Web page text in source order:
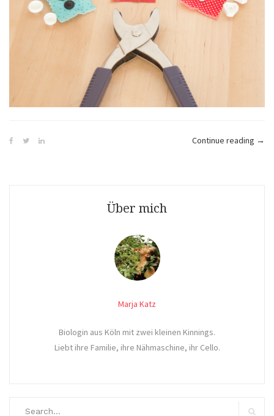
Continue reading →
Über mich
Marja Katz
Biologin aus Köln mit zwei kleinen Kinnings.
Liebt ihre Familie, ihre Nähmaschine, ihr Cello.